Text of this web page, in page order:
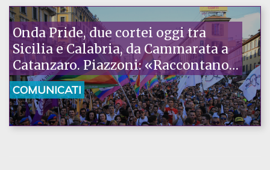
Onda Pride, due cortei oggi tra
Sicilia e Calabria, da Cammarata a
Catanzaro. Piazzoni: «Raccontano
la nostra ostinazione»
COMUNICATI